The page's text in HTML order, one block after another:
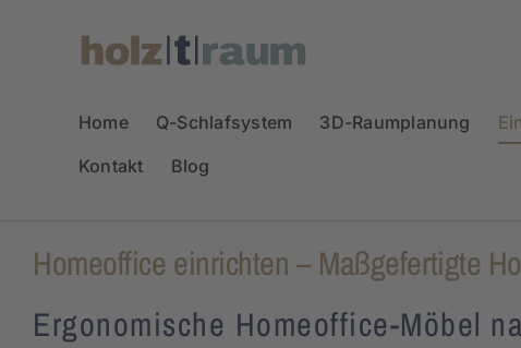
Home Q-Schlafsystem 3D-Raumplanung
Kontakt
Blog
Homeoffice einrichten – Maßgefertigte
Ergonomische Homeoffice-Möbel